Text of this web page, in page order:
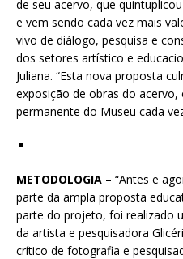
de seu acervo, que
e vem sendo cada vez mais
vivo de diálogo, pesquisa e
dos setores artístico e
Juliana. “Esta nova proposta
exposição de obras do
permanente do Museu cada
METODOLOGIA – “Antes e
parte da ampla proposta
parte do projeto, foi realizado
da artista e pesquisadora
crítico de fotografia e